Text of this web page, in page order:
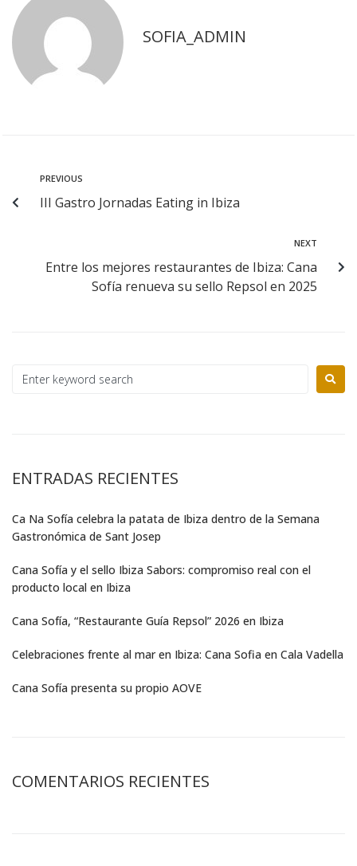
SOFIA_ADMIN
PREVIOUS
III Gastro Jornadas Eating in Ibiza
NEXT
Entre los mejores restaurantes de Ibiza: Cana
Sofía renueva su sello Repsol en 2025
ENTRADAS RECIENTES
Ca Na Sofía celebra la patata de Ibiza dentro de la Semana
Gastronómica de Sant Josep
Cana Sofía y el sello Ibiza Sabors: compromiso real con el
producto local en Ibiza
Cana Sofía, “Restaurante Guía Repsol” 2026 en Ibiza
Celebraciones frente al mar en Ibiza: Cana Sofia en Cala Vadella
Cana Sofía presenta su propio AOVE
COMENTARIOS RECIENTES